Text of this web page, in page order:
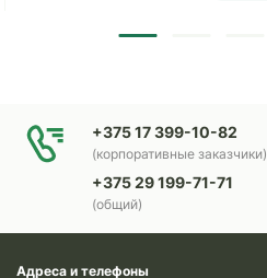
+375 17 399-10-82
(корпоративные заказчики)
+375 29 199-71-71
(общий)
Адреса и телефоны